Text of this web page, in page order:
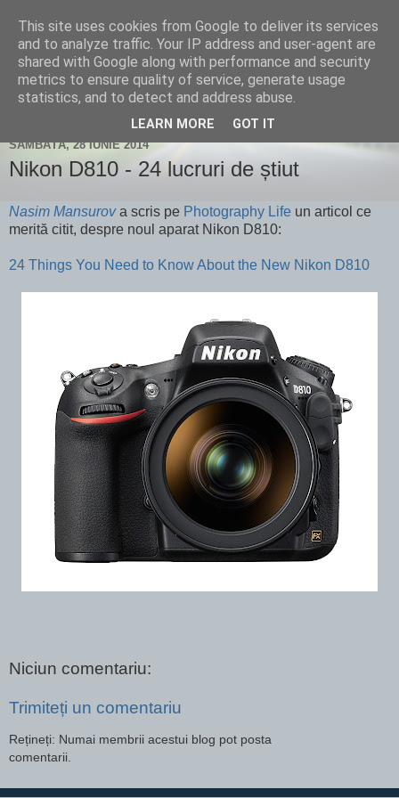
Un blog despre fotografie și
nu numai...
SÂMBĂTĂ, 28 IUNIE 2014
Nikon D810 - 24 lucruri de știut
Nasim Mansurova scris pe Photography Life un articol ce
merită citit, despre noul aparat Nikon D810:
24 Things You Need to Know About the New Nikon D810
Niciun comentariu:
Trimiteți un comentariu
Rețineți: Numai membrii acestui blog pot posta
comentarii.
This site uses cookies from Google to deliver its services
and to analyze traffic. Your IP address and user-agent are
shared with Google along with performance and security
metrics to ensure quality of service, generate usage
statistics, and to detect and address abuse.
LEARN MORE GOT IT